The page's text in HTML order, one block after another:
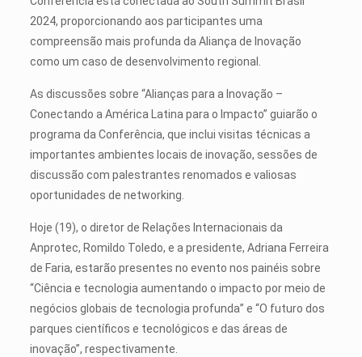
2024, proporcionando aos participantes uma
compreensão mais profunda da Aliança de Inovação
como um caso de desenvolvimento regional.
As discussões sobre “Alianças para a Inovação –
Conectando a América Latina para o Impacto” guiarão o
programa da Conferência, que inclui visitas técnicas a
importantes ambientes locais de inovação, sessões de
discussão com palestrantes renomados e valiosas
oportunidades de networking.
Hoje (19), o diretor de Relações Internacionais da
Anprotec, Romildo Toledo, e a presidente, Adriana Ferreira
de Faria, estarão presentes no evento nos painéis sobre
“Ciência e tecnologia aumentando o impacto por meio de
negócios globais de tecnologia profunda” e “O futuro dos
parques científicos e tecnológicos e das áreas de
inovação”, respectivamente.